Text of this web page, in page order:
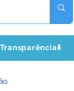
Transparência⬇️